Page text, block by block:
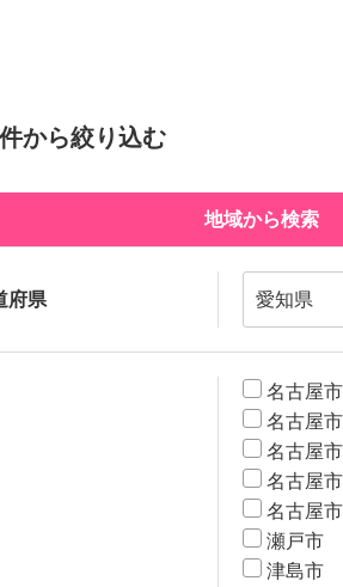
から絞り込む
地域から検索
府県
名古屋市
名古屋
名古屋
名古屋
名古屋
瀬戸市
津島市